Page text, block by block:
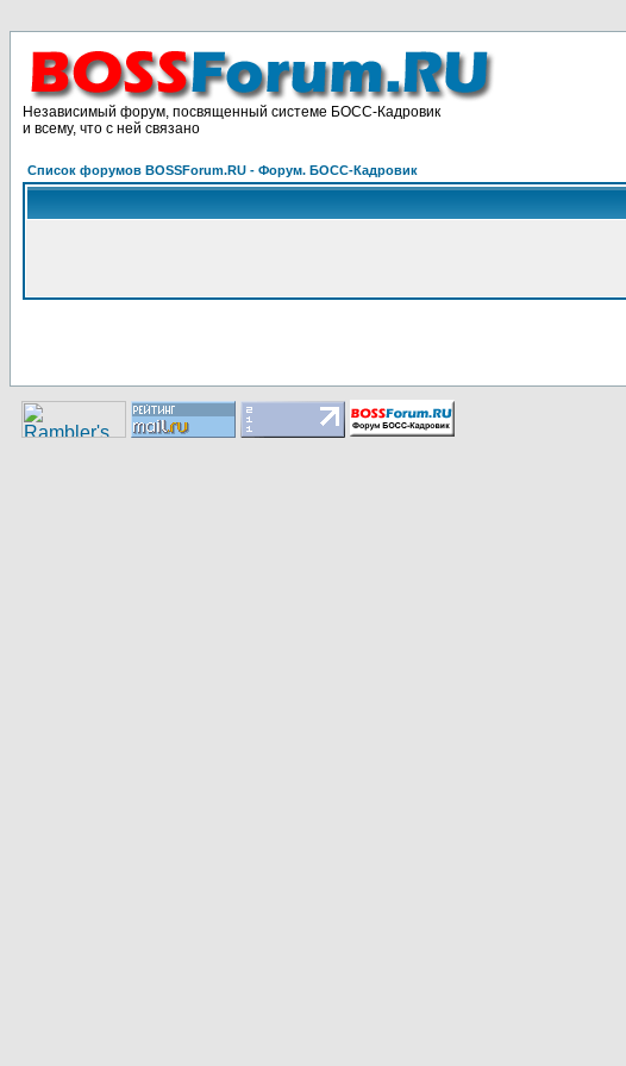
Независимый форум, посвященный системе БОСС-Кадровик
и всему, что с ней связано
Список форумов BOSSForum.RU - Форум. БОСС-Кадровик